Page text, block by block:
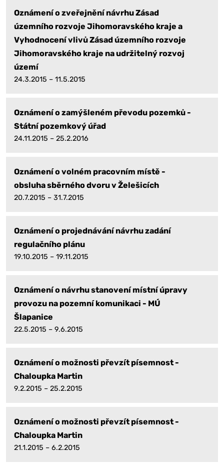
Oznámení o zveřejnění návrhu Zásad
územního rozvoje Jihomoravského kraje a
Vyhodnocení vlivů Zásad územního rozvoje
Jihomoravského kraje na udržitelný rozvoj
území
24.3.2015 – 11.5.2015
Oznámení o zamýšleném převodu pozemků -
Státní pozemkový úřad
24.11.2015 – 25.2.2016
Oznámení o volném pracovním místě -
obsluha sběrného dvoru v Želešicích
20.7.2015 – 31.7.2015
Oznámení o projednávání návrhu zadání
regulačního plánu
19.10.2015 – 19.11.2015
Oznámení o návrhu stanovení místní úpravy
provozu na pozemní komunikaci - MÚ
Šlapanice
22.5.2015 – 9.6.2015
Oznámení o možnosti převzít písemnost -
Chaloupka Martin
9.2.2015 – 25.2.2015
Oznámení o možnosti převzít písemnost -
Chaloupka Martin
21.1.2015 – 6.2.2015